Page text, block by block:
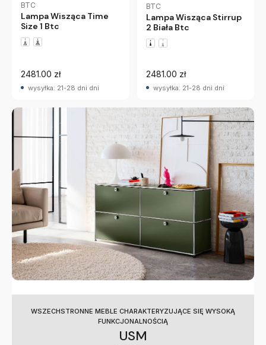
BTC
Lampa Wisząca Time
Size 1 Btc
2481.00 zł
wysyłka: 21-28 dni dni
WSZECHSTRONNE MEBLE CHARAKTERYZUJĄCE SIĘ WYSOKĄ
FUNKCJONALNOŚCIĄ
USM
BTC
Lampa Wisząca Stirrup
2 Biała Btc
2481.00 zł
wysyłka: 21-28 dni dni